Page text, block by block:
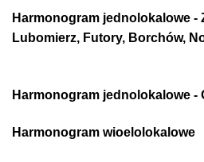
Harmonogram jednolokalowe -
Lubomierz, Futory, Borchów,
Harmonogram jednolokalowe -
Harmonogram wioelolokalowe